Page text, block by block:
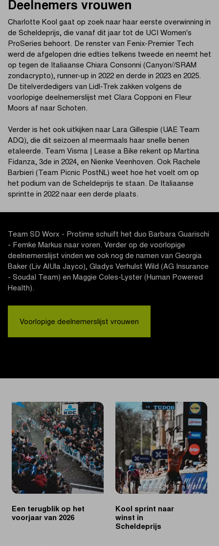
Deelnemers vrouwen
Charlotte Kool gaat op zoek naar haar eerste overwinning in
de Scheldeprijs, die vanaf dit jaar tot de UCI Women's
ProSeries behoort. De renster van Fenix-Premier Tech
werd de afgelopen drie edties telkens tweede en neemt het
op tegen de Italiaanse Chiara Consonni (Canyon//SRAM
zondacrypto), runner-up in 2022 en derde in 2023 en 2025.
De titelverdedigers van Lidl-Trek zakken volgens de
voorlopige deelnemerslijst met Clara Copponi en Fleur
Moors af naar Schoten.
Verder is het ook uitkijken naar Lara Gillespie (UAE Team
ADQ), die dit seizoen al meermaals haar snelle benen
etaleerde. Team Visma | Lease a Bike rekent op Martina
Fidanza, 3de in 2024, en Nienke Veenhoven. Ook Rachele
Barbieri (Team Picnic PostNL) weet hoe het voelt om op
het podium van de Scheldeprijs te staan. De Italiaanse
sprintte in 2022 naar een derde plaats.
Team SD Worx - Protime schuift het duo Barbara Guarischi
- Femke Markus naar voren. Verder op de voorlopige
deelnemerslijst vinden we ook nog de namen van Georgia
Baker (Liv AlUla Jayco), Gladys Verhulst Wild (AG Insurance
- Soudal Team) en Maggie Coles-Lyster (Human Powered
Health).
Voorlopige deelnemerslijst vrouwen
Een terugblik op het
voorjaar van 2026
Kool sprint naar
winst in
Scheldeprijs